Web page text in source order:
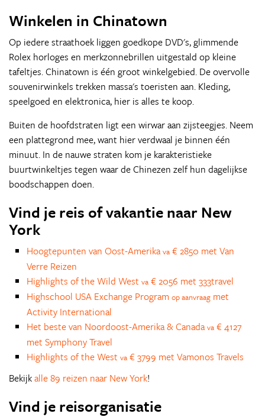
Winkelen in Chinatown
Op iedere straathoek liggen goedkope DVD's, glimmende
Rolex horloges en merkzonnebrillen uitgestald op kleine
tafeltjes. Chinatown is één groot winkelgebied. De overvolle
souvenirwinkels trekken massa's toeristen aan. Kleding,
speelgoed en elektronica, hier is alles te koop.
Buiten de hoofdstraten ligt een wirwar aan zijsteegjes. Neem
een plattegrond mee, want hier verdwaal je binnen één
minuut. In de nauwe straten kom je karakteristieke
buurtwinkeltjes tegen waar de Chinezen zelf hun dagelijkse
boodschappen doen.
Vind je reis of vakantie naar New
York
Hoogtepunten van Oost-Amerika va € 2850 met Van
Verre Reizen
Highlights of the Wild West va € 2056 met 333travel
Highschool USA Exchange Program op aanvraag met
Activity International
Het beste van Noordoost-Amerika & Canada va € 4127
met Symphony Travel
Highlights of the West va € 3799 met Vamonos Travels
Bekijkalle 89 reizen naar New York!
Vind je reisorganisatie